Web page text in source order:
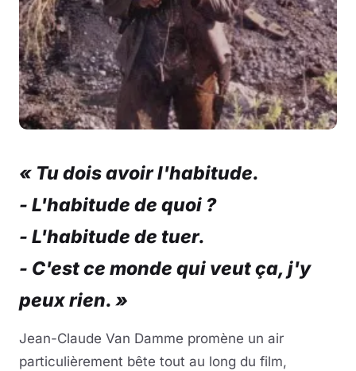
« Tu dois avoir l'habitude.
- L'habitude de quoi ?
- L'habitude de tuer.
- C'est ce monde qui veut ça, j'y
peux rien. »
Jean-Claude Van Damme promène un air
particulièrement bête tout au long du film,